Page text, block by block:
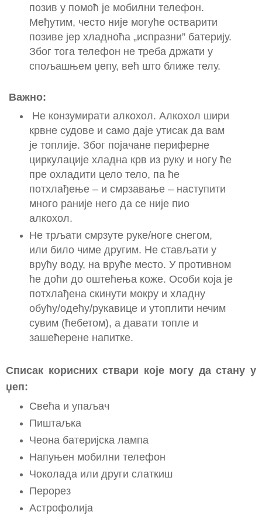
позив у помоћ је мобилни телефон.
Међутим, често није могуће остварити
позиве јер хладноћа „испразни” батерију.
Због тога телефон не треба држати у
спољашњем џепу, већ што ближе телу.
Важно:
Не конзумирати алкохол. Алкохол шири
крвне судове и само даје утисак да вам
је топлије. Због појачане периферне
циркулације хладна крв из руку и ногу ће
пре охладити цело тело, па ће
потхлађење – и смрзавање – наступити
много раније него да се није пио
алкохол.
Не трљати смрзуте руке/ноге снегом,
или било чиме другим. Не стављати у
врућу воду, на вруће место. У противном
ће доћи до оштећења коже. Особи која је
потхлађена скинути мокру и хладну
обућу/одећу/рукавице и утоплити нечим
сувим (ћебетом), а давати топле и
зашећерене напитке.
Списак корисних ствари које могу да стану у
џеп:
Свећа и упаљач
Пиштаљка
Чеона батеријска лампа
Напуњен мобилни телефон
Чоколада или други слаткиш
Перорез
Астрофолија